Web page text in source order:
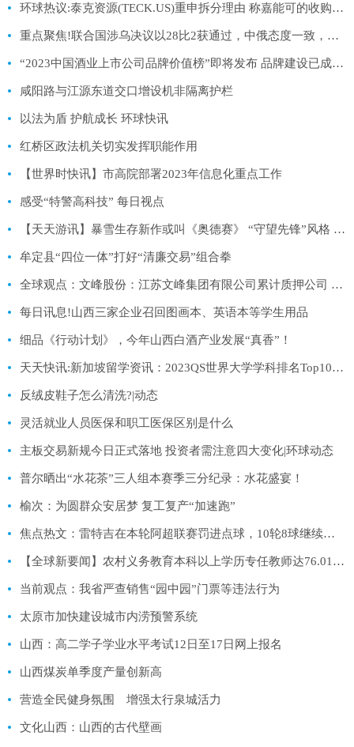
环球热议:泰克资源(TECK.US)重申拆分理由 称嘉能可的收购提议“不可执行”
重点聚焦!联合国涉乌决议以28比2获通过，中俄态度一致，俄大使称拒绝合作
“2023中国酒业上市公司品牌价值榜”即将发布 品牌建设已成酒业发展核心:当前快报
咸阳路与江源东道交口增设机非隔离护栏
以法为盾 护航成长 环球快讯
红桥区政法机关切实发挥职能作用
【世界时快讯】市高院部署2023年信息化重点工作
感受“特警高科技” 每日视点
【天天游讯】暴雪生存新作或叫《奥德赛》 “守望先锋”风格 当前焦点
牟定县“四位一体”打好“清廉交易”组合拳
全球观点：文峰股份：江苏文峰集团有限公司累计质押公司 A 股股份约 2.66 亿股
每日讯息!山西三家企业召回图画本、英语本等学生用品
细品《行动计划》，今年山西白酒产业发展“真香”！
天天快讯:新加坡留学资讯：2023QS世界大学学科排名Top100专业汇总
反绒皮鞋子怎么清洗?|动态
灵活就业人员医保和职工医保区别是什么
主板交易新规今日正式落地 投资者需注意四大变化|环球动态
普尔晒出“水花茶”三人组本赛季三分纪录：水花盛宴！
榆次：为圆群众安居梦 复工复产“加速跑”
焦点热文：雷特吉在本轮阿超联赛罚进点球，10轮8球继续领跑射手榜
【全球新要闻】农村义务教育本科以上学历专任教师达76.01%（新数据 新看点）
当前观点：我省严查销售“园中园”门票等违法行为
太原市加快建设城市内涝预警系统
山西：高二学子学业水平考试12日至17日网上报名
山西煤炭单季度产量创新高
营造全民健身氛围 增强太行泉城活力
文化山西：山西的古代壁画